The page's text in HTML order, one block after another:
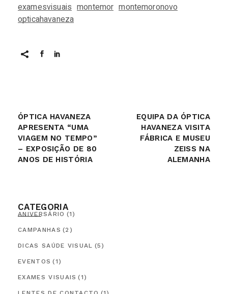
examesvisuais montemor montemoronovo
opticahavaneza
ÓPTICA HAVANEZA
APRESENTA “UMA
VIAGEM NO TEMPO”
– EXPOSIÇÃO DE 80
ANOS DE HISTÓRIA
EQUIPA DA ÓPTICA
HAVANEZA VISITA
FÁBRICA E MUSEU
ZEISS NA
ALEMANHA
CATEGORIA
ANIVERSÁRIO (1)
CAMPANHAS (2)
DICAS SAÚDE VISUAL (5)
EVENTOS (1)
EXAMES VISUAIS (1)